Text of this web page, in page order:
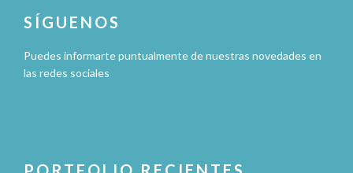
SÍGUENOS
Puedes informarte puntualmente de nuestras novedades en
las redes sociales